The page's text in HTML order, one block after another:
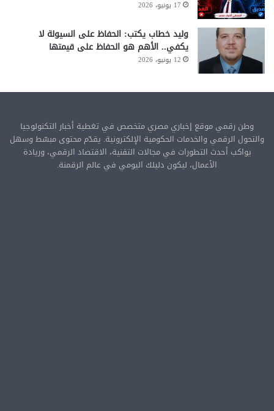
17 يونيو، 2026
وليد خطاب يكتب: الحفاظ على السيولة لا
يكفي.. الأهم هو الحفاظ على قيمتها
12 يونيو، 2026
وطن رقمي موقع إخباري مصري متخصص في تغطية أخبار التكنولوجيا
والتحول الرقمي والخدمات الحكومية الإلكترونية. يقدّم محتوى مبسّط وسهل
يواكب أحدث التطورات في مجالات التقنية، الاقتصاد الرقمي، وريادة
الأعمال، ليكون دليلك اليومي في عالم الرقمنة.